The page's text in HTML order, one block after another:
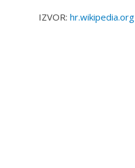
IZVOR: hr.wikipedia.org